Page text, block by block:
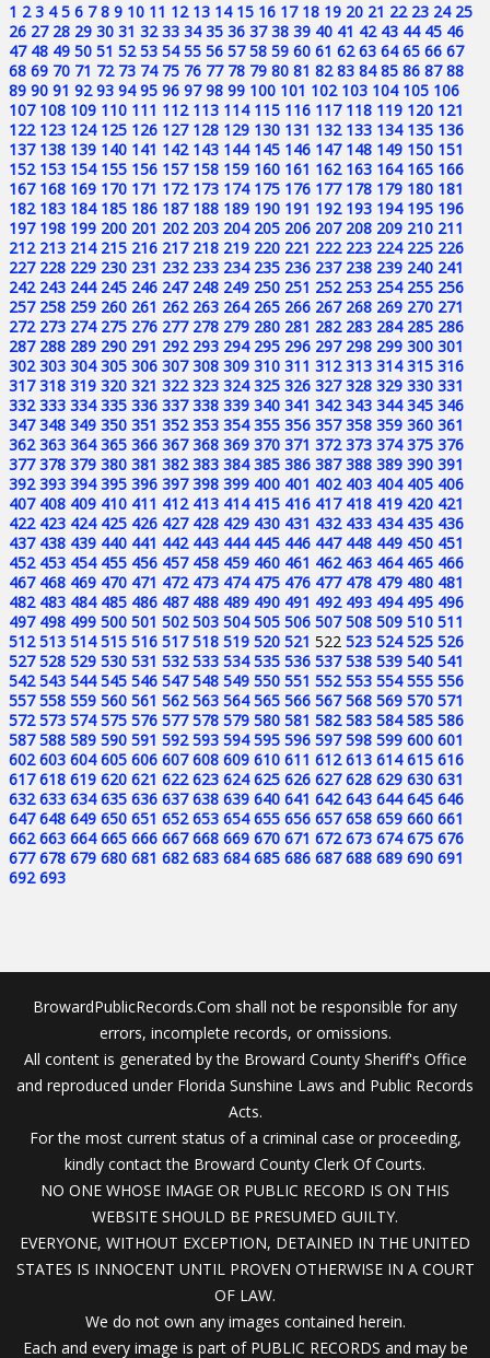
1 2 3 4 5 6 7 8 9 10 11 12 13 14 15 16 17 18 19 20 21 22 23 24 25
26 27 28 29 30 31 32 33 34 35 36 37 38 39 40 41 42 43 44 45 46
47 48 49 50 51 52 53 54 55 56 57 58 59 60 61 62 63 64 65 66 67
68 69 70 71 72 73 74 75 76 77 78 79 80 81 82 83 84 85 86 87 88
89 90 91 92 93 94 95 96 97 98 99 100 101 102 103 104 105 106
107 108 109 110 111 112 113 114 115 116 117 118 119 120 121
122 123 124 125 126 127 128 129 130 131 132 133 134 135 136
137 138 139 140 141 142 143 144 145 146 147 148 149 150 151
152 153 154 155 156 157 158 159 160 161 162 163 164 165 166
167 168 169 170 171 172 173 174 175 176 177 178 179 180 181
182 183 184 185 186 187 188 189 190 191 192 193 194 195 196
197 198 199 200 201 202 203 204 205 206 207 208 209 210 211
212 213 214 215 216 217 218 219 220 221 222 223 224 225 226
227 228 229 230 231 232 233 234 235 236 237 238 239 240 241
242 243 244 245 246 247 248 249 250 251 252 253 254 255 256
257 258 259 260 261 262 263 264 265 266 267 268 269 270 271
272 273 274 275 276 277 278 279 280 281 282 283 284 285 286
287 288 289 290 291 292 293 294 295 296 297 298 299 300 301
302 303 304 305 306 307 308 309 310 311 312 313 314 315 316
317 318 319 320 321 322 323 324 325 326 327 328 329 330 331
332 333 334 335 336 337 338 339 340 341 342 343 344 345 346
347 348 349 350 351 352 353 354 355 356 357 358 359 360 361
362 363 364 365 366 367 368 369 370 371 372 373 374 375 376
377 378 379 380 381 382 383 384 385 386 387 388 389 390 391
392 393 394 395 396 397 398 399 400 401 402 403 404 405 406
407 408 409 410 411 412 413 414 415 416 417 418 419 420 421
422 423 424 425 426 427 428 429 430 431 432 433 434 435 436
437 438 439 440 441 442 443 444 445 446 447 448 449 450 451
452 453 454 455 456 457 458 459 460 461 462 463 464 465 466
467 468 469 470 471 472 473 474 475 476 477 478 479 480 481
482 483 484 485 486 487 488 489 490 491 492 493 494 495 496
497 498 499 500 501 502 503 504 505 506 507 508 509 510 511
512 513 514 515 516 517 518 519 520 521 522 523 524 525 526
527 528 529 530 531 532 533 534 535 536 537 538 539 540 541
542 543 544 545 546 547 548 549 550 551 552 553 554 555 556
557 558 559 560 561 562 563 564 565 566 567 568 569 570 571
572 573 574 575 576 577 578 579 580 581 582 583 584 585 586
587 588 589 590 591 592 593 594 595 596 597 598 599 600 601
602 603 604 605 606 607 608 609 610 611 612 613 614 615 616
617 618 619 620 621 622 623 624 625 626 627 628 629 630 631
632 633 634 635 636 637 638 639 640 641 642 643 644 645 646
647 648 649 650 651 652 653 654 655 656 657 658 659 660 661
662 663 664 665 666 667 668 669 670 671 672 673 674 675 676
677 678 679 680 681 682 683 684 685 686 687 688 689 690 691
692 693
BrowardPublicRecords.Com shall not be responsible for any
errors, incomplete records, or omissions.
All content is generated by the Broward County Sheriff's Office
and reproduced under Florida Sunshine Laws and Public Records
Acts.
For the most current status of a criminal case or proceeding,
kindly contact the Broward County Clerk Of Courts.
NO ONE WHOSE IMAGE OR PUBLIC RECORD IS ON THIS
WEBSITE SHOULD BE PRESUMED GUILTY.
EVERYONE, WITHOUT EXCEPTION, DETAINED IN THE UNITED
STATES IS INNOCENT UNTIL PROVEN OTHERWISE IN A COURT
OF LAW.
We do not own any images contained herein.
Each and every image is part of PUBLIC RECORDS and may be